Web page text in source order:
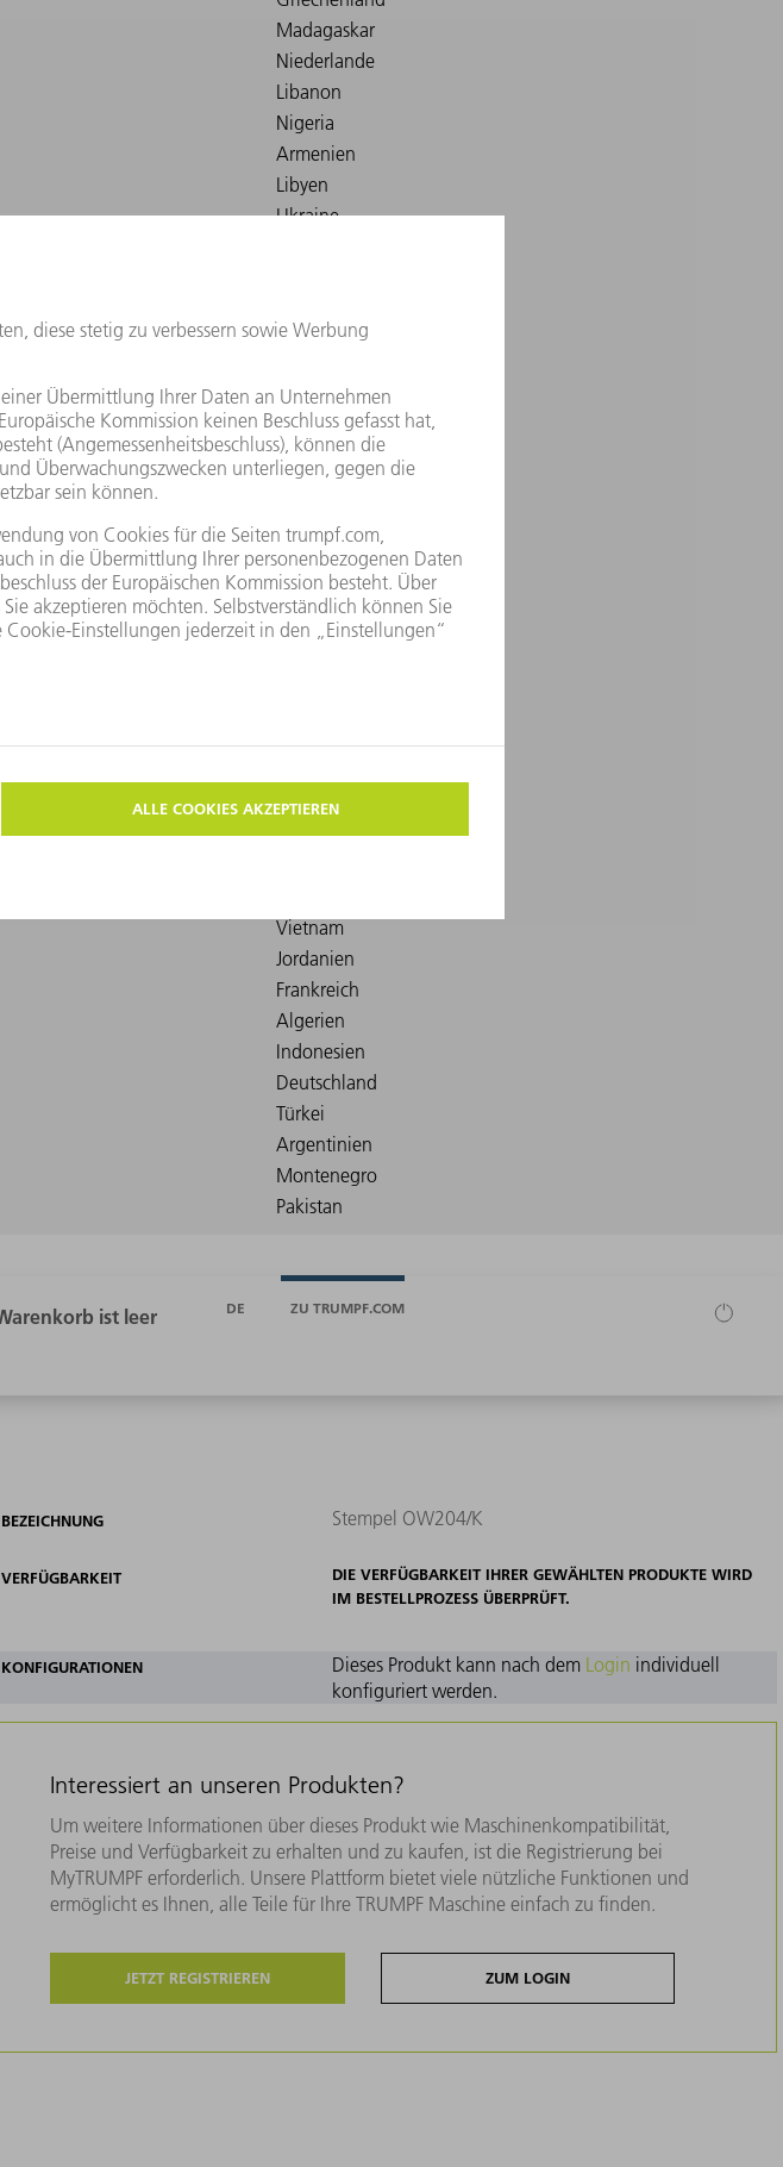
DE ZU TRUMPF.COM
BEZEICHNUNG Stempel OW204/K
VERFÜGBARKEIT
DIE VERFÜGBARKEIT IHRER GEWÄHLTEN PRODUKTE WIRD
IM BESTELLPROZESS ÜBERPRÜFT.
KONFIGURATIONEN Dieses Produkt kann nach dem Login individuell
konfiguriert werden.
Interessiert an unseren Produkten?
Um weitere Informationen über dieses Produkt wie Maschinenkompatibilität,
Preise und Verfügbarkeit zu erhalten und zu kaufen, ist die Registrierung bei
MyTRUMPF erforderlich. Unsere Plattform bietet viele nützliche Funktionen und
ermöglicht es Ihnen, alle Teile für Ihre TRUMPF Maschine einfach zu finden.
JETZT REGISTRIEREN ZUM LOGIN